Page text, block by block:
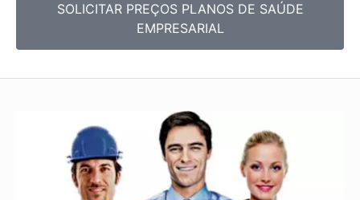
SOLICITAR PREÇOS PLANOS DE SAÚDE
EMPRESARIAL